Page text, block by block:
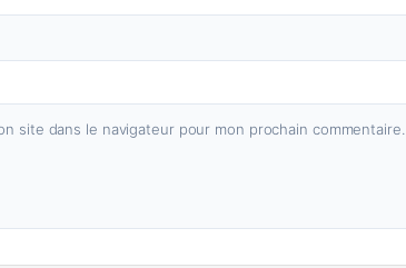
site dans le navigateur pour mon prochain commentaire.